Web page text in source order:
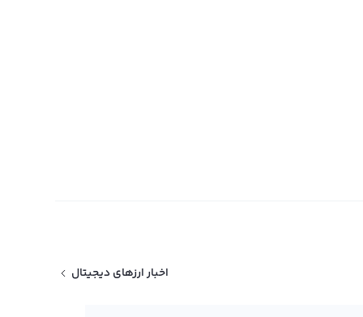
اخبار ارزهای دیجیتال